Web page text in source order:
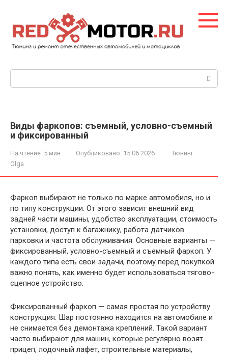
контенту
Виды фаркопов: съемный, условно-съемный
и фиксированный
На чтение: 5 мин Опубликовано: 15.06.2026
Тюнинг
Olga
Фаркоп выбирают не только по марке автомобиля, но и
по типу конструкции. От этого зависит внешний вид
задней части машины, удобство эксплуатации, стоимость
установки, доступ к багажнику, работа датчиков
парковки и частота обслуживания. Основные варианты —
фиксированный, условно-съемный и съемный фаркоп. У
каждого типа есть свои задачи, поэтому перед покупкой
важно понять, как именно будет использоваться тягово-
сцепное устройство.
Фиксированный фаркоп — самая простая по устройству
конструкция. Шар постоянно находится на автомобиле и
не снимается без демонтажа креплений. Такой вариант
часто выбирают для машин, которые регулярно возят
прицеп, лодочный лафет, строительные материалы,